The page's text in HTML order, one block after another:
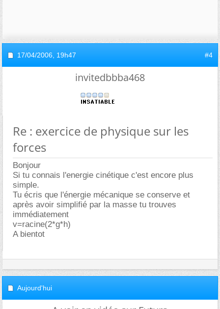
17/04/2006, 19h47 #4
invitedbbba468
Re : exercice de physique sur les
forces
Bonjour
Si tu connais l'energie cinétique c'est encore plus
simple.
Tu écris que l'énergie mécanique se conserve et
après avoir simplifié par la masse tu trouves
immédiatement
v=racine(2*g*h)
A bientot
Aujourd'hui